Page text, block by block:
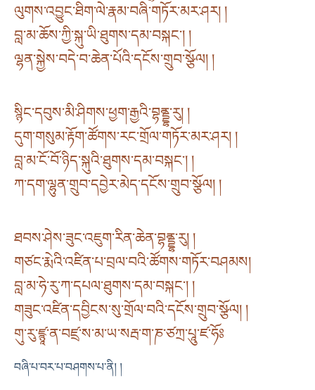
ལུགས་འབྱུང་ཐིག་ལེ་རྣམ་བཞི་གཏོར་མར་ཤར། །
བླ་མ་ཆོས་ཀྱི་སྐུ་ཡི་ཐུགས་དམ་བསྐང་། །
ལྷན་སྐྱེས་བདེ་བ་ཆེན་པོའི་དངོས་གྲུབ་སྩོལ། །
སྙིང་དབུས་མི་ཤིགས་ཕྱག་རྒྱའི་བྷནྡྷ་རུ། །
དུག་གསུམ་རྟོག་ཚོགས་རང་གྲོལ་གཏོར་མར་ཤར། །
བླ་མ་ངོ་བོ་ཉིད་སྐུའི་ཐུགས་དམ་བསྐང་། །
ཀ་དག་ལྷུན་གྲུབ་དབྱེར་མེད་དངོས་གྲུབ་སྩོལ། །
ཐབས་ཤེས་ཟུང་འཇུག་རིན་ཆེན་བྷནྡྷ་རུ། །
གཙང་རྨེའི་འཛིན་པ་བྲལ་བའི་ཚོགས་གཏོར་བཤམས།
བླ་མ་ཧེ་རུ་ཀ་དཔལ་ཐུགས་དམ་བསྐང་། །
གཟུང་འཛིན་དབྱིངས་སུ་གྲོལ་བའི་དངོས་གྲུབ་སྩོལ། །
གུ་རུ་ཛྙཱ་ན་བཛྲ་ས་མ་ཡ་སརྦ་ག་ཎ་ཙཀྲ་པཱུ་ཛ་ཧོཿ
བཞི་པ་བར་པ་བཤགས་པ་ནི། །